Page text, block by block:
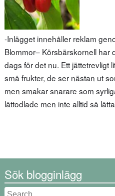
-Inlägget innehåller reklam
Blommor– Körsbärskornell har
dags för det nu. Ett jättetrevligt
små frukter, de ser nästan ut
men smakar snarare som
lättodlade men inte alltid så lätta
Sök blogginlägg